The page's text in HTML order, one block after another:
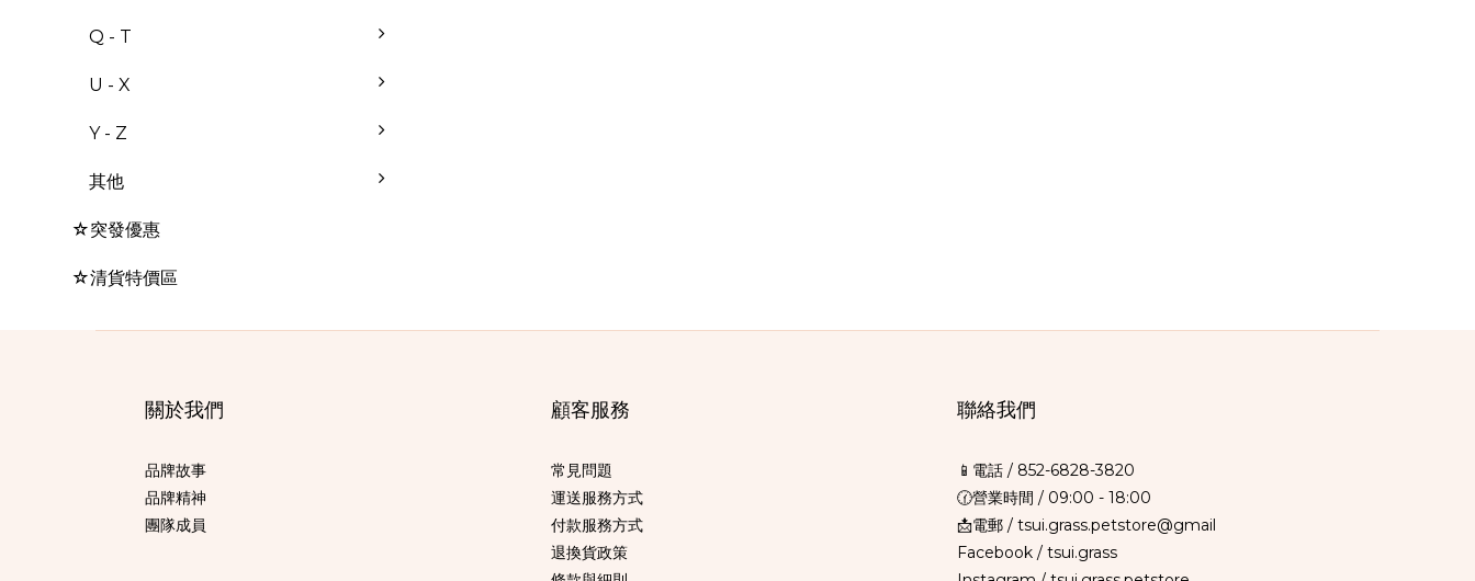
Q - T
U - X
Y - Z
其他
☆突發優惠
☆清貨特價區
關於我們
品牌故事
品牌精神
團隊成員
顧客服務
常見問題
運送服務方式
付款服務方式
退換貨政策
聯絡我們
📱電話 / 852-6828-3820
🕜營業時間 / 09:00 - 18:00
📩電郵 / tsui.grass.petstore@gmail
Facebook / tsui.grass